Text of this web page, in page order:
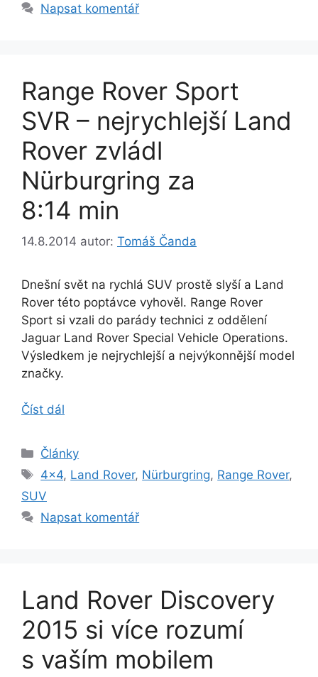
Napsat komentář
Range Rover Sport
SVR – nejrychlejší Land
Rover zvládl
Nürburgring za
8:14 min
14.8.2014 autor: Tomáš Čanda
Dnešní svět na rychlá SUV prostě slyší a Land
Rover této poptávce vyhověl. Range Rover
Sport si vzali do parády technici z oddělení
Jaguar Land Rover Special Vehicle Operations.
Výsledkem je nejrychlejší a nejvýkonnější model
značky.
Číst dál
Rubriky
Články
Štítky
4x4, Land Rover, Nürburgring, Range Rover,
SUV
Napsat komentář
Land Rover Discovery
2015 si více rozumí
s vaším mobilem